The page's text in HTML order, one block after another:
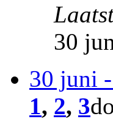
30
30 juni
1, 2, 3